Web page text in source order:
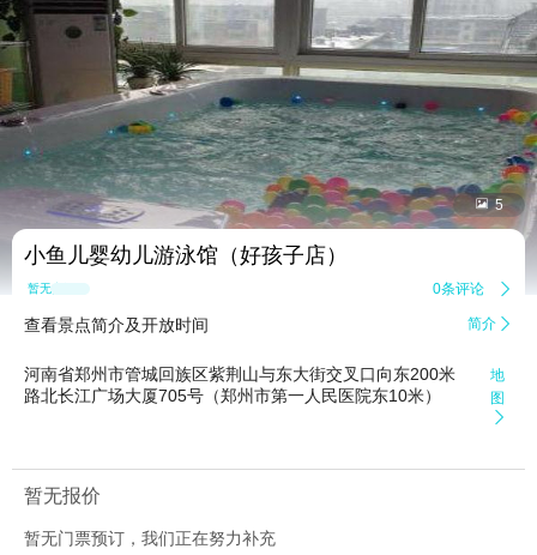
 5
小鱼儿婴幼儿游泳馆（好孩子店）
暂无点评 0条评论 
查看景点简介及开放时间 简介 
河南省郑州市管城回族区紫荆山与东大街交叉口向东200米
路北长江广场大厦705号（郑州市第一人民医院东10米）
地
图

暂无报价
暂无门票预订，我们正在努力补充
